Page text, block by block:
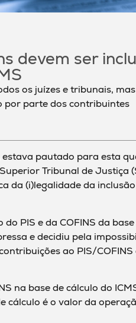
devem ser
os juízes e tribunais,
por parte dos contribuintes
estava pautado para esta
Tribunal de Justiça
da (i)legalidade da
PIS e da COFINS da
e decidiu pela
ao PIS/COFINS
na base de cálculo do
cálculo é o valor da